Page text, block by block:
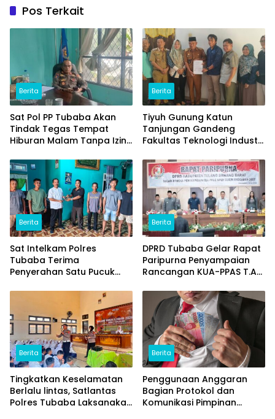
Pos Terkait
Berita
Sat Pol PP Tubaba Akan
Tindak Tegas Tempat
Hiburan Malam Tanpa Izin
Berita
Tiyuh Gunung Katun
Tanjungan Gandeng
Fakultas Teknologi Industri
Potensi Ikan Lomou
Menjadi Prodak Unggulan
Berita
Sat Intelkam Polres
Tubaba Terima
Penyerahan Satu Pucuk
Masyarakat
Berita
DPRD Tubaba Gelar Rapat
Paripurna Penyampaian
Rancangan KUA-PPAS T.A
Berita
Tingkatkan Keselamatan
Berlalu lintas, Satlantas
Polres Tubaba Laksanakan
Berita
Penggunaan Anggaran
Bagian Protokol dan
Komunikasi Pimpinan